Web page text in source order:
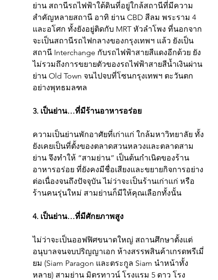
ย่าน สถานีรถไฟฟ้าใต้ดินที่อยู่ใกล้สถานีที่มีความ
สำคัญหลายสถานี อาทิ ย่าน CBD สีลม พระราม 4
และอโศก ทั้งยังอยู่ติดกับ MRT หัวลำโพง ที่นอกจาก
จะเป็นสถานีรถไฟกลางของกรุงเทพฯ แล้ว ยังเป็น
สถานี Interchange กับรถไฟฟ้าสายสีแดงอีกด้วย ยัง
ไม่รวมถึงการขยายตัวของรถไฟฟ้าสายสีน้ำเงินผ่าน
ย่าน Old Town จนไปจบที่โซนกรุงเทพฯ ตะวันตก
อย่างพุทธมลฑล
3. เป็นย่าน…ที่มีร้านอาหารอร่อย
ความเป็นย่านพักอาศัยที่เก่าแก่ ใกล้มหาวิทยาลัย ทั้ง
ยังเคยเป็นที่ตั้งของตลาดสวนหลวงและตลาดสาม
ย่าน จึงทำให้ “สามย่าน” เป็นต้นกำเนิดของร้าน
อาหารอร่อย ที่ยังคงมีชื่อเสียงและขยายกิจการอย่าง
ต่อเนื่องจนถึงปัจจุบัน ไม่ว่าจะเป็นร้านเก่าแก่ หรือ
ร้านคนรุ่นใหม่ สามย่านก็มีให้คุณเลือกทั้งนั้น
4. เป็นย่าน…ที่มีศักยภาพสูง
ไม่ว่าจะเป็นออฟฟิศขนาดใหญ่ สถานศึกษาตั้งแต่
อนุบาลจนจบปริญญาเอก ห้างสรรพสินค้าเกรดพรีเมี่
ยม (Siam Paragon และตระกูล Siam นำหน้าทั้ง
หลาย) สามย่าน มิตรทาวน์ โรงแรม 5 ดาว โรง